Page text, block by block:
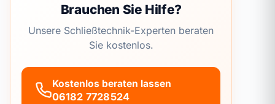
Brauchen Sie Hilfe?
Unsere Schließtechnik-Experten beraten
Sie kostenlos.
Kostenlos beraten lassen
06182 7728524